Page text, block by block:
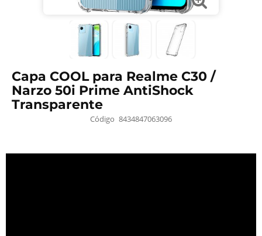
Capa COOL para Realme C30 /
Narzo 50i Prime AntiShock
Transparente
Código 8434847063096